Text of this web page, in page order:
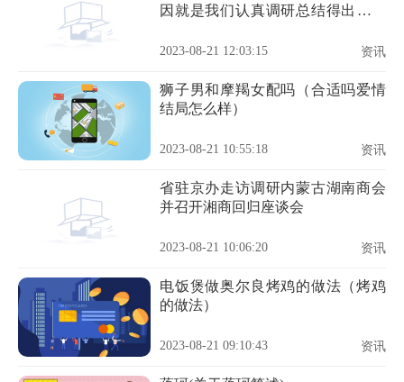
因就是我们认真调研总结得出的，
2023-08-21 12:03:15 资讯
狮子男和摩羯女配吗（合适吗爱情
结局怎么样）
2023-08-21 10:55:18 资讯
省驻京办走访调研内蒙古湖南商会
并召开湘商回归座谈会
2023-08-21 10:06:20 资讯
电饭煲做奥尔良烤鸡的做法（烤鸡
的做法）
2023-08-21 09:10:43 资讯